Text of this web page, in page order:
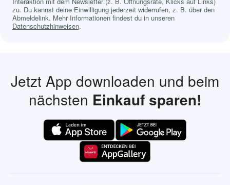
zu. Du kannst deine Einwilligung jederzeit widerrufen, z. B. über den
Abmeldelink. Mehr Informationen findest du in unseren
Datenschutzhinweisen.
Jetzt App downloaden und beim
nächsten Einkauf sparen!